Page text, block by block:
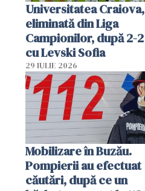
Universitatea Craiova,
eliminată din Liga
Campionilor, după 2-2
cu Levski Sofia
29 IULIE 2026
Mobilizare în Buzău.
Pompierii au efectuat
căutări, după ce un